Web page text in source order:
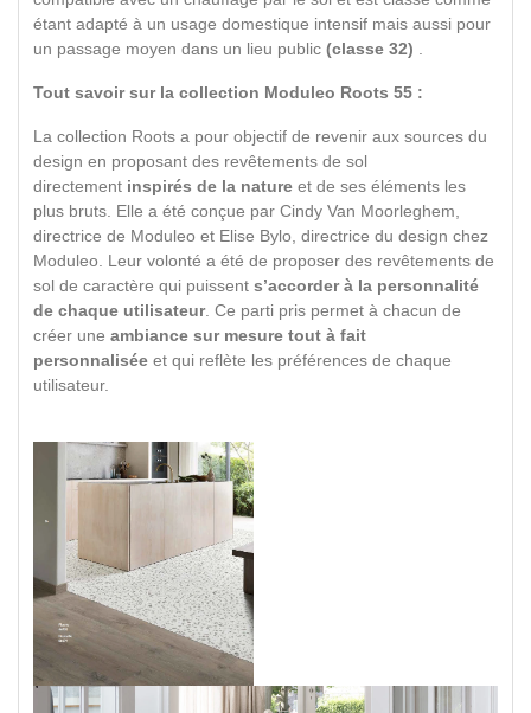
étant adapté à un usage domestique intensif mais aussi pour
un passage moyen dans un lieu public (classe 32)
Tout savoir sur la collection Moduleo Roots 55 :
La collection Roots a pour objectif de revenir aux sources du
design en proposant des revêtements de sol
directement inspirés de la nature et de ses éléments les
plus bruts. Elle a été conçue par Cindy Van Moorleghem,
directrice de Moduleo et Elise Bylo, directrice du design chez
Moduleo. Leur volonté a été de proposer des revêtements de
sol de caractère qui puissent s’accorder à la personnalité
de chaque utilisateur. Ce parti pris permet à chacun de
créer une ambiance sur mesure tout à fait
personnalisée et qui reflète les préférences de chaque
utilisateur.